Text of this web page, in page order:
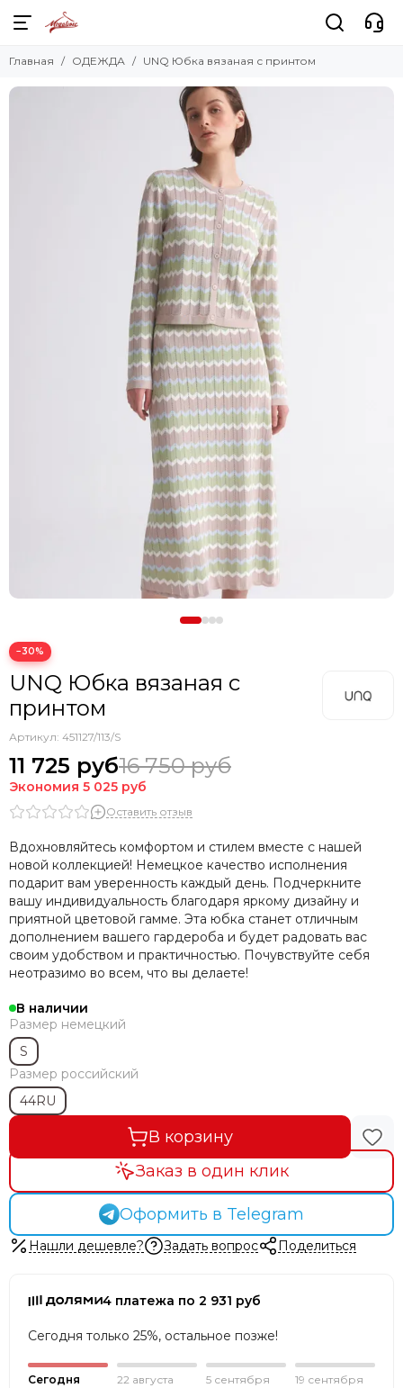
Главная ОДЕЖДА UNQ Юбка вязаная с принтом
−30%
UNQ Юбка вязаная с
принтом
Артикул: 451127/113/S
11 725 руб16 750 руб
Экономия 5 025 руб
Оставить отзыв
Вдохновляйтесь комфортом и стилем вместе с нашей
новой коллекцией! Немецкое качество исполнения
подарит вам уверенность каждый день. Подчеркните
вашу индивидуальность благодаря яркому дизайну и
приятной цветовой гамме. Эта юбка станет отличным
дополнением вашего гардероба и будет радовать вас
своим удобством и практичностью. Почувствуйте себя
неотразимо во всем, что вы делаете!
В наличии
Размер немецкий
S
Размер российский
44RU
В корзину
Заказ в один клик
Оформить в Telegram
Нашли дешевле? Задать вопрос Поделиться
4 платежа по 2 931 руб
Сегодня только 25%, остальное позже!
Сегодня 22 августа 5 сентября 19 сентября